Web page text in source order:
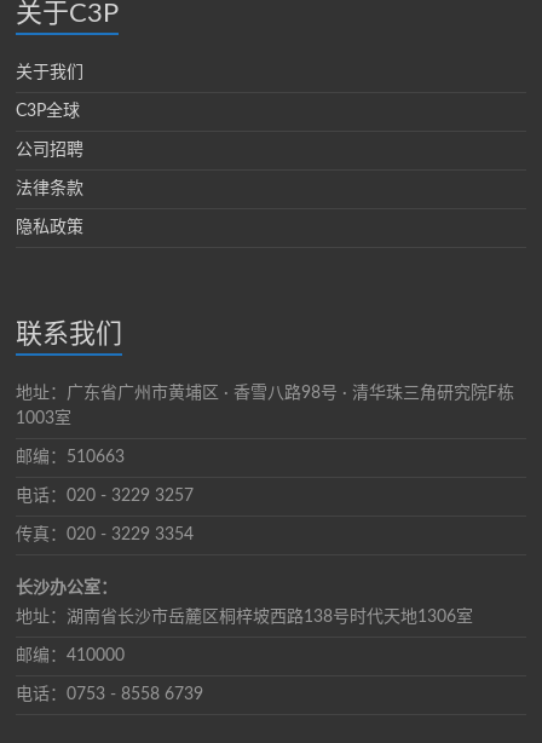
关于C3P
关于我们
C3P全球
公司招聘
法律条款
隐私政策
联系我们
地址：广东省广州市黄埔区 · 香雪八路98号 · 清华珠三角研究院F栋
1003室
邮编：510663
电话：020 - 3229 3257
传真：020 - 3229 3354
长沙办公室：
地址：湖南省长沙市岳麓区桐梓坡西路138号时代天地1306室
邮编：410000
电话：0753 - 8558 6739